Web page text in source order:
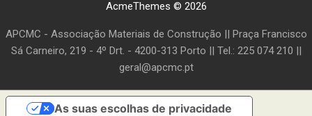
AcmeThemes © 2026
APCMC - Associação Materiais de Construção || Praça Francisco
Sá Carneiro, 219 - 4º Drt. - 4200-313 Porto || Tel.: 225 074 210 ||
geral@apcmc.pt
As suas escolhas de privacidade